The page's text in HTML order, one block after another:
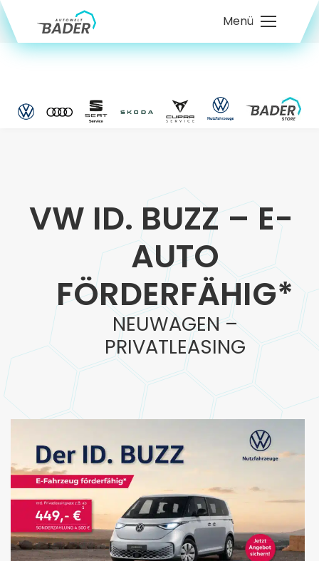
Menü
VW ID. BUZZ – E-
AUTO
FÖRDERFÄHIG*
NEUWAGEN –
PRIVATLEASING